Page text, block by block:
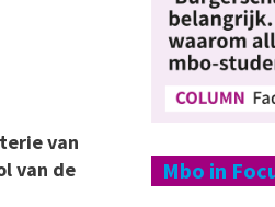
van
van de
Mbo in